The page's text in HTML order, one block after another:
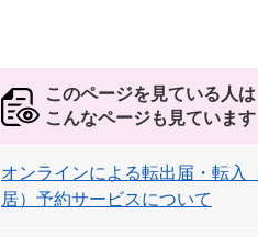
このページを見ている人は
こんなページも見ています
オンラインによる転出届・転入
居）予約サービスについて